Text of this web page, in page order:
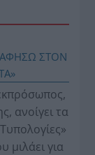
ΣΤΟΝ
ανοίγει τα
μιλάει για